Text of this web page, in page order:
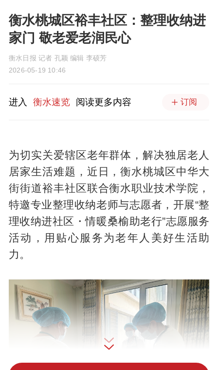
衡水桃城区裕丰社区：整理收纳进
家门 敬老爱老润民心
衡水日报 记者 孔颖 编辑 李硕芳
2026-05-19 10:46
进入 衡水速览 阅读更多内容 订阅
为切实关爱辖区老年群体，解决独居老人
居家生活难题，近日，衡水桃城区中华大
街街道裕丰社区联合衡水职业技术学院，
特邀专业整理收纳老师与志愿者，开展“整
理收纳进社区・情暖桑榆助老行”志愿服务
活动，用贴心服务为老年人美好生活助
力。